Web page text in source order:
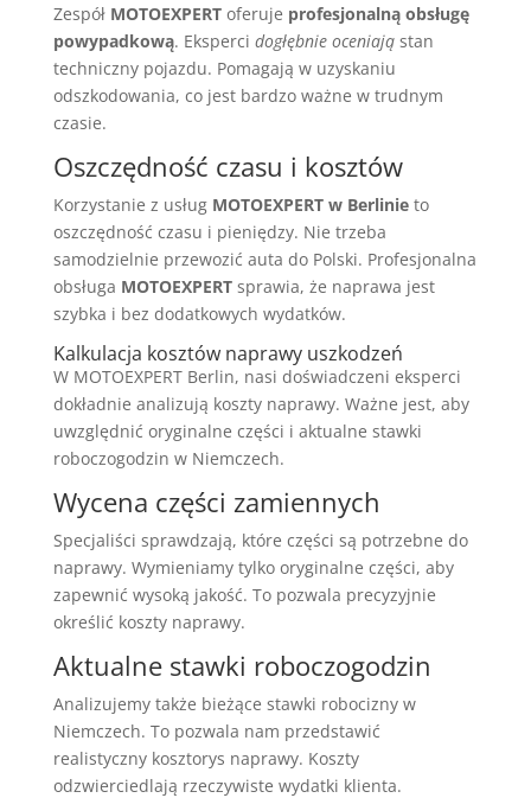
Zespół MOTOEXPERToferuje profesjonalną obsługę
powypadkową. Eksperci dogłębnie oceniająstan
techniczny pojazdu. Pomagają w uzyskaniu
odszkodowania, co jest bardzo ważne w trudnym
czasie.
Oszczędność czasu i kosztów
Korzystanie z usług MOTOEXPERT w Berlinieto
oszczędność czasu i pieniędzy. Nie trzeba
samodzielnie przewozić auta do Polski. Profesjonalna
obsługa MOTOEXPERTsprawia, że naprawa jest
szybka i bez dodatkowych wydatków.
Kalkulacja kosztów naprawy uszkodzeń
W MOTOEXPERT Berlin, nasi doświadczeni eksperci
dokładnie analizują koszty naprawy. Ważne jest, aby
uwzględnić oryginalne części i aktualne stawki
roboczogodzin w Niemczech.
Wycena części zamiennych
Specjaliści sprawdzają, które części są potrzebne do
naprawy. Wymieniamy tylko oryginalne części, aby
zapewnić wysoką jakość. To pozwala precyzyjnie
określić koszty naprawy.
Aktualne stawki roboczogodzin
Analizujemy także bieżące stawki robocizny w
Niemczech. To pozwala nam przedstawić
realistyczny kosztorys naprawy. Koszty
odzwierciedlają rzeczywiste wydatki klienta.